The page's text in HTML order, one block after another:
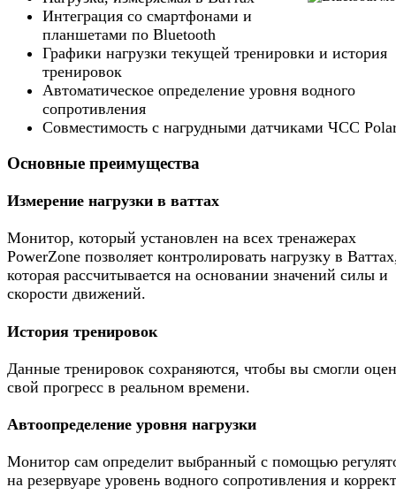
Интеграция со смартфонами и
планшетами по Bluetooth
Графики нагрузки текущей тренировки и история
тренировок
Автоматическое определение уровня водного
сопротивления
Совместимость с нагрудными датчиками ЧСС
Основные преимущества
Измерение нагрузки в ваттах
Монитор, который установлен на всех тренажерах
PowerZone позволяет контролировать нагрузку в
которая рассчитывается на основании значений силы и
скорости движений.
История тренировок
Данные тренировок сохраняются, чтобы вы смогли
свой прогресс в реальном времени.
Автоопределение уровня нагрузки
Монитор сам определит выбранный с помощью
на резервуаре уровень водного сопротивления и